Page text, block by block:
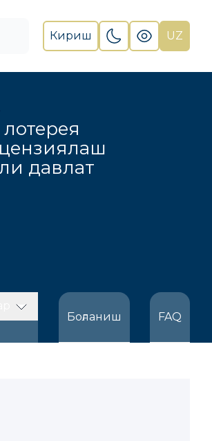
Кириш UZ
давлат
Боғланиш
FAQ